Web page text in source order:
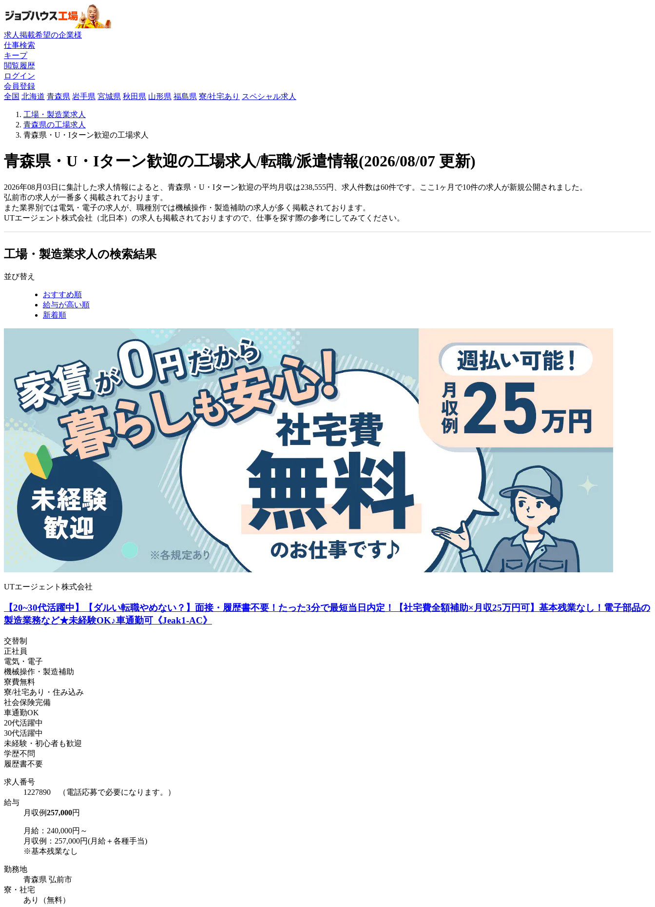
求人掲載希望の企業様
仕事検索
キープ
閲覧履歴
ログイン
会員登録
全国 北海道 青森県 岩手県 宮城県 秋田県 山形県 福島県 寮/社宅あり スペシャル求人
工場・製造業求人
青森県の工場求人
青森県・U・Iターン歓迎の工場求人
青森県・U・Iターン歓迎の工場求人/転職/派遣情報(2026/08/07 更新)
2026年08月03日に集計した求人情報によると、青森県・U・Iターン歓迎の平均月収は238,555円、求人件数は60件です。ここ1ヶ月で10件の求人が新規公開されました。
弘前市の求人が一番多く掲載されております。
また業界別では電気・電子の求人が、職種別では機械操作・製造補助の求人が多く掲載されております。
UTエージェント株式会社（北日本）の求人も掲載されておりますので、仕事を探す際の参考にしてみてください。
工場・製造業求人の検索結果
並び替え
おすすめ順
給与が高い順
新着順
UTエージェント株式会社
【20~30代活躍中】【ダルい転職やめない？】面接・履歴書不要！たった3分で最短当日内定！【社宅費全額補助×月収25万円可】基本残業なし！電子部品の
製造業務など★未経験OK♪車通勤可《Jeak1-AC》
交替制
正社員
電気・電子
機械操作・製造補助
寮費無料
寮/社宅あり・住み込み
社会保険完備
車通勤OK
20代活躍中
30代活躍中
未経験・初心者も歓迎
学歴不問
履歴書不要
求人番号
1227890 （電話応募で必要になります。）
給与
月収例257,000円
月給：240,000円～
月収例：257,000円(月給＋各種手当)
※基本残業なし
勤務地
青森県 弘前市
寮・社宅
あり（無料）